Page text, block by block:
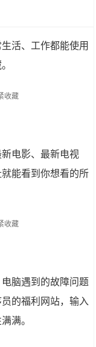
活、工作都能使用
电影、最新电视
能看到你想看的所
脑遇到的故障问题
的福利网站，输入
满。